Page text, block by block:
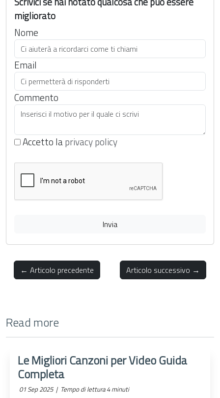
migliorato
Nome
Email
Commento
Accetto laprivacy policy
Invia
← Articolo precedente Articolo successivo →
Read more
Le Migliori Canzoni per Video Guida
Completa
01 Sep 2025 | Tempo di lettura 4 minuti